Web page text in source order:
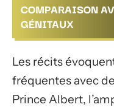
COMPARAISON
GÉNITAUX
Les récits
fréquentes avec
Prince Albert,